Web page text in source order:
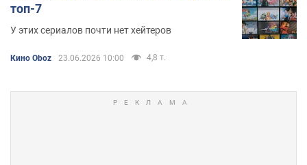
топ-7
У этих сериалов почти нет хейтеров
Кино Oboz 23.06.2026 10:00 4,8 т.